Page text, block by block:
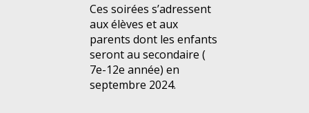
Ces soirées s’adressent
aux élèves et aux
parents dont les enfants
seront au secondaire (
7e-12e année) en
septembre 2024.